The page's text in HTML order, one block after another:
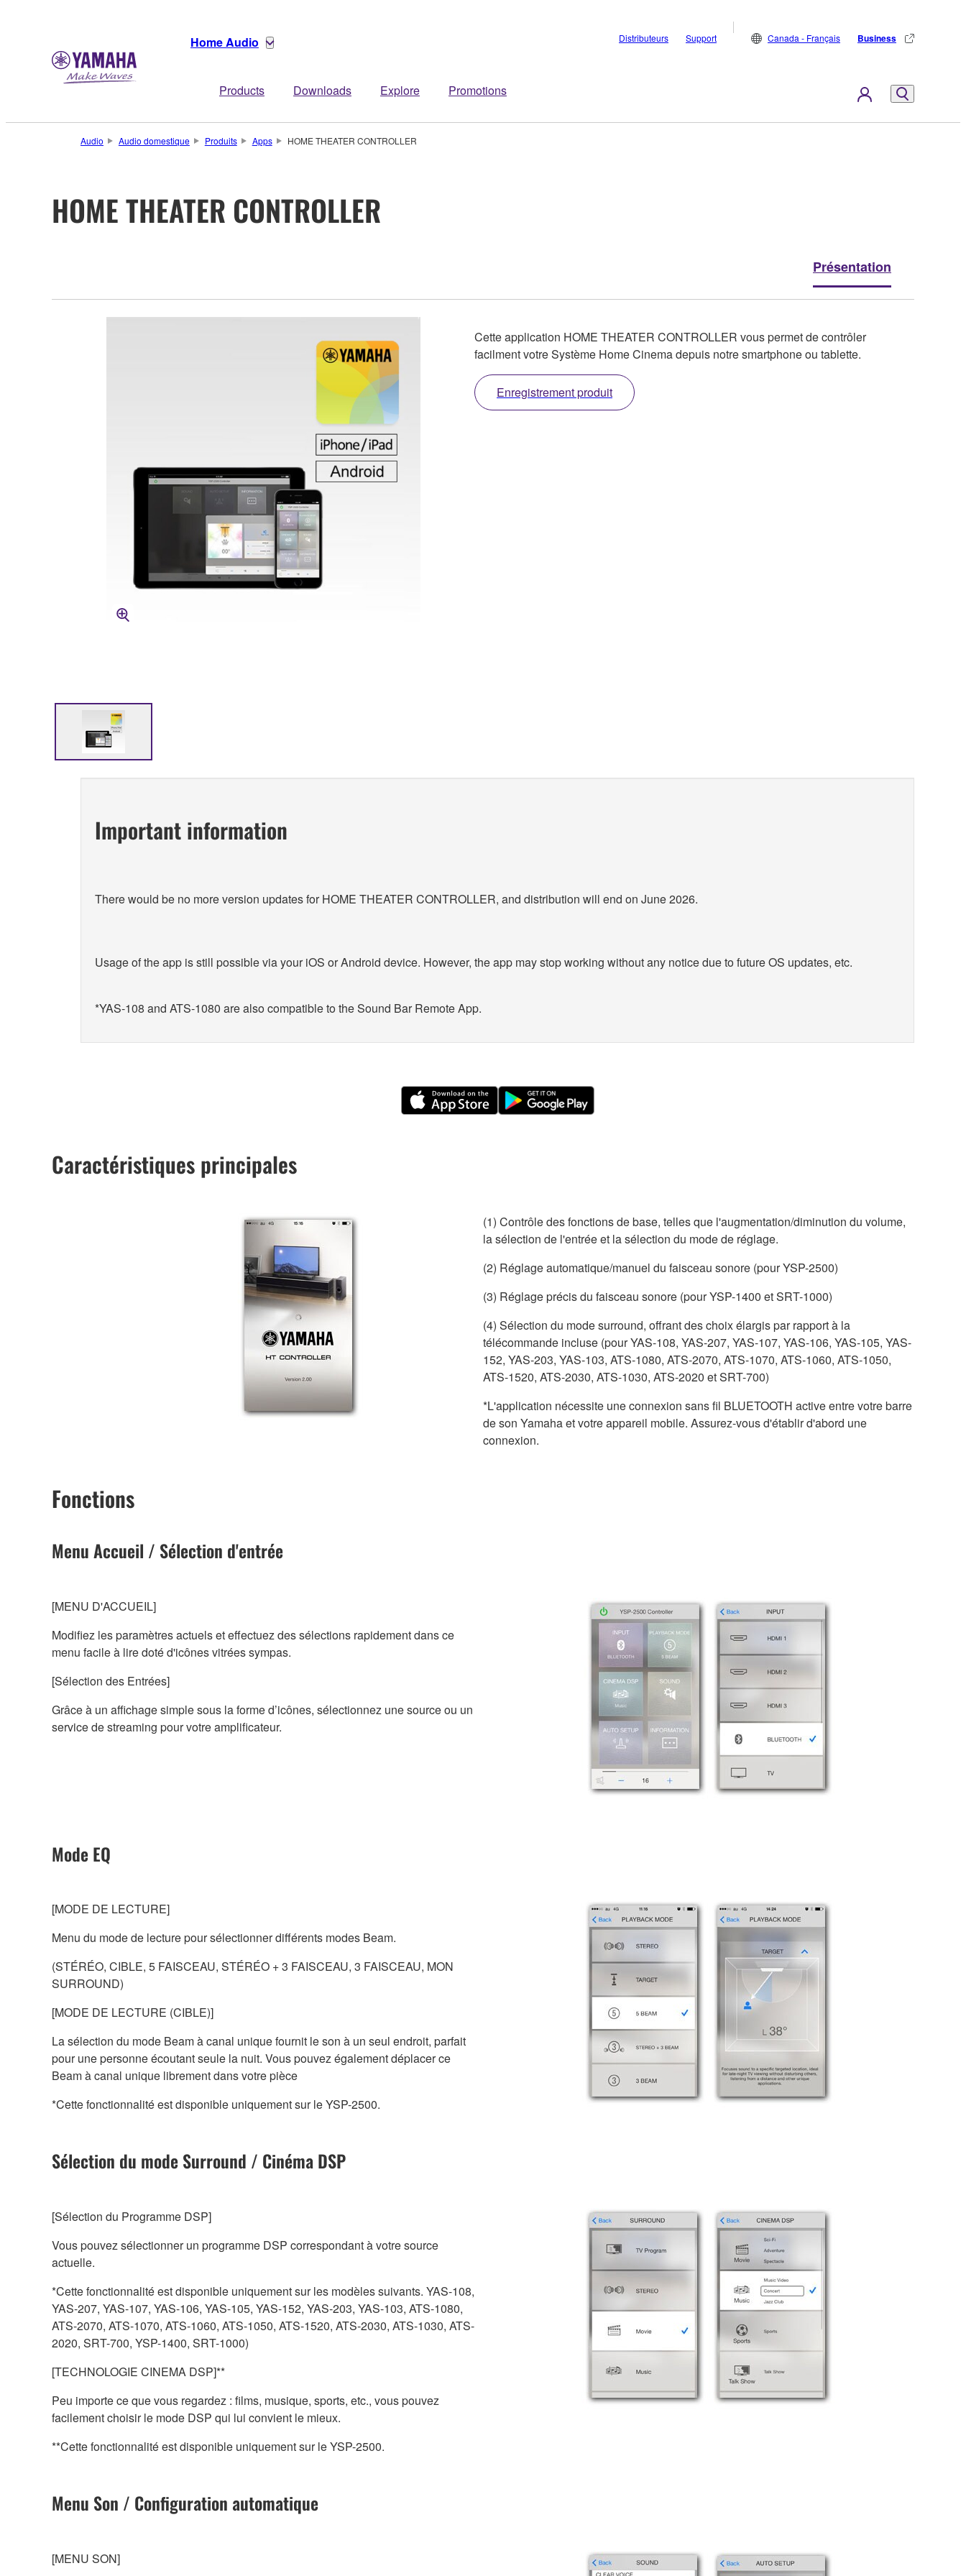
Home Audio
Products Downloads Explore Promotions
Distributeurs Support Canada - Français Business
Audio Audio domestique Produits Apps HOME THEATER CONTROLLER
HOME THEATER CONTROLLER
Présentation
Cette application HOME THEATER CONTROLLER vous permet de contrôler
facilment votre Système Home Cinema depuis notre smartphone ou tablette.
Enregistrement produit
Important information
There would be no more version updates for HOME THEATER CONTROLLER, and distribution will end on June 2026.
Usage of the app is still possible via your iOS or Android device. However, the app may stop working without any notice due to future OS updates, etc.
*YAS-108 and ATS-1080 are also compatible to the Sound Bar Remote App.
Caractéristiques principales
(1) Contrôle des fonctions de base, telles que l'augmentation/diminution du volume,
la sélection de l'entrée et la sélection du mode de réglage.
(2) Réglage automatique/manuel du faisceau sonore (pour YSP-2500)
(3) Réglage précis du faisceau sonore (pour YSP-1400 et SRT-1000)
(4) Sélection du mode surround, offrant des choix élargis par rapport à la
télécommande incluse (pour YAS-108, YAS-207, YAS-107, YAS-106, YAS-105, YAS-
152, YAS-203, YAS-103, ATS-1080, ATS-2070, ATS-1070, ATS-1060, ATS-1050,
ATS-1520, ATS-2030, ATS-1030, ATS-2020 et SRT-700)
*L'application nécessite une connexion sans fil BLUETOOTH active entre votre barre
de son Yamaha et votre appareil mobile. Assurez-vous d'établir d'abord une
connexion.
Fonctions
Menu Accueil / Sélection d'entrée
[MENU D'ACCUEIL]
Modifiez les paramètres actuels et effectuez des sélections rapidement dans ce
menu facile à lire doté d'icônes vitrées sympas.
[Sélection des Entrées]
Grâce à un affichage simple sous la forme d’icônes, sélectionnez une source ou un
service de streaming pour votre amplificateur.
Mode EQ
[MODE DE LECTURE]
Menu du mode de lecture pour sélectionner différents modes Beam.
(STÉRÉO, CIBLE, 5 FAISCEAU, STÉRÉO + 3 FAISCEAU, 3 FAISCEAU, MON
SURROUND)
[MODE DE LECTURE (CIBLE)]
La sélection du mode Beam à canal unique fournit le son à un seul endroit, parfait
pour une personne écoutant seule la nuit. Vous pouvez également déplacer ce
Beam à canal unique librement dans votre pièce
*Cette fonctionnalité est disponible uniquement sur le YSP-2500.
Sélection du mode Surround / Cinéma DSP
[Sélection du Programme DSP]
Vous pouvez sélectionner un programme DSP correspondant à votre source
actuelle.
*Cette fonctionnalité est disponible uniquement sur les modèles suivants. YAS-108,
YAS-207, YAS-107, YAS-106, YAS-105, YAS-152, YAS-203, YAS-103, ATS-1080,
ATS-2070, ATS-1070, ATS-1060, ATS-1050, ATS-1520, ATS-2030, ATS-1030, ATS-
2020, SRT-700, YSP-1400, SRT-1000)
[TECHNOLOGIE CINEMA DSP]**
Peu importe ce que vous regardez : films, musique, sports, etc., vous pouvez
facilement choisir le mode DSP qui lui convient le mieux.
**Cette fonctionnalité est disponible uniquement sur le YSP-2500.
Menu Son / Configuration automatique
[MENU SON]